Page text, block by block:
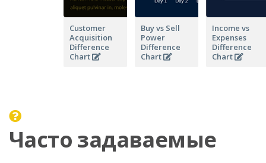
Customer
Acquisition
Difference
Chart
Buy vs Sell
Power
Difference
Chart
Income vs
Expenses
Difference
Chart
Часто задаваемые